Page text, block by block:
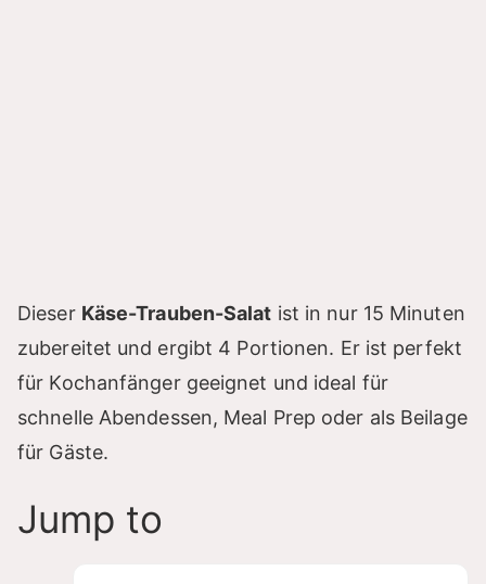
Dieser Käse-Trauben-Salat ist in nur 15 Minuten
zubereitet und ergibt 4 Portionen. Er ist perfekt
für Kochanfänger geeignet und ideal für
schnelle Abendessen, Meal Prep oder als Beilage
für Gäste.
Jump to